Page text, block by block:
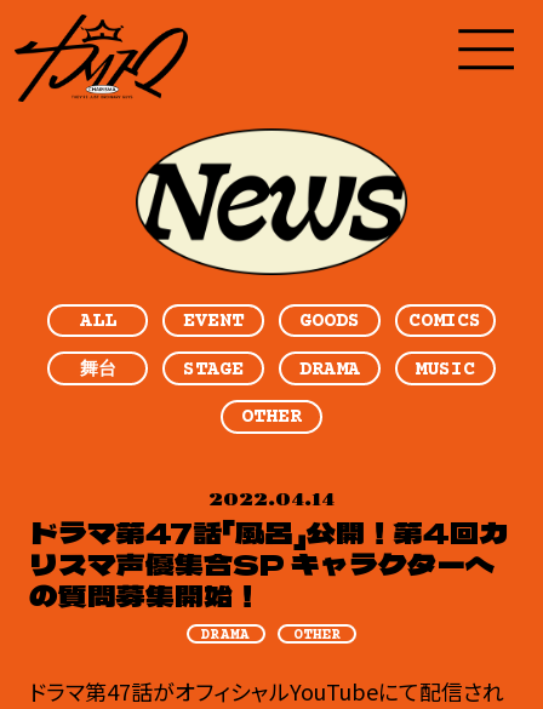
ALL EVENT GOODS COMICS
舞台 STAGE DRAMA MUSIC
OTHER
2022.04.14
DRAMA OTHER
ドラマ第47話「風呂」公開！第4回カ
リスマ声優集合SP キャラクターへ
の質問募集開始！
ドラマ第47話がオフィシャルYouTubeにて配信され